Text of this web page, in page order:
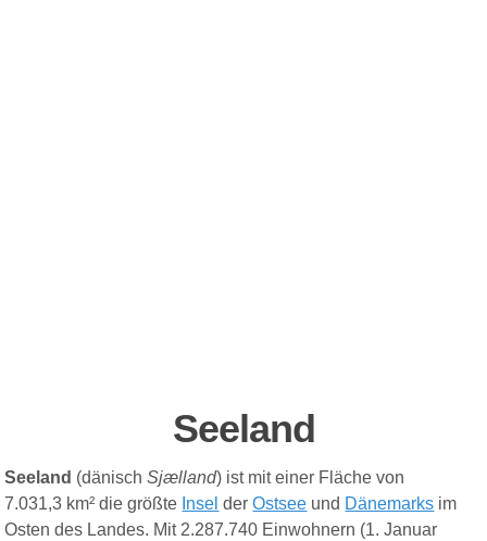
Seeland
Seeland (dänischSjælland) ist mit einer Fläche von
7.031,3 km² die größte Insel derOstsee und Dänemarks im
Osten des Landes. Mit 2.287.740 Einwohnern (1. Januar